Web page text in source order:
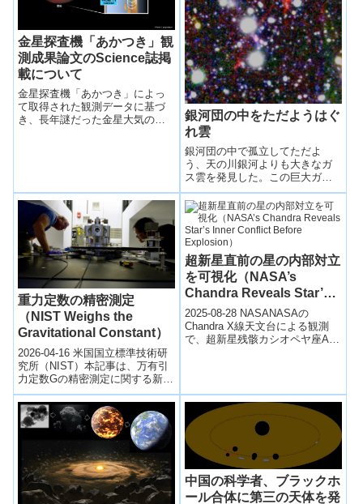
金星探査機「あかつき」観
測成果論文のScience誌掲
載について
金星探査機「あかつき」によっ
て取得された観測データに基づ
き、長年謎だった金星大気の高
銀河団の中をただようはぐ
れ雲
銀河団の中で孤立してただよ
う、天の川銀河よりも大きなガ
ス雲を発見した。この巨大ガス
雲は、Ｘ線と可視光を放つ異な
る温度のガスからできている。
重力定数の精密測定
（NIST Weighs the
Gravitational Constant）
2026-04-16 米国国立標準技術研
究所（NIST）本記事は、万有引
力定数Gの精密測定に関する新た
な研究成果を紹介している。米
国国立標準技術研究所（NIST...
超新星直前の星の内部対立
を可視化（NASA’s
Chandra Reveals Star’s
Inner Conflict Before
Explosion）
2025-08-28 NASANASAの
Chandra X線天文台による観測
で、超新星残骸カシオペヤ座Aの
中国の科学者、ブラックホ
ール合体に第三の天体を発